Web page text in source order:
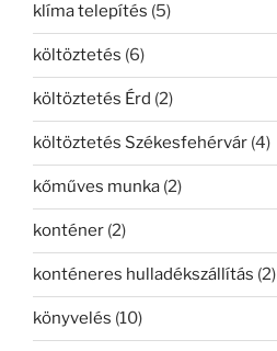
klíma telepítés (5)
költöztetés (6)
költöztetés Érd (2)
költöztetés Székesfehérvár (4)
kőműves munka (2)
konténer (2)
konténeres hulladékszállítás (2)
könyvelés (10)